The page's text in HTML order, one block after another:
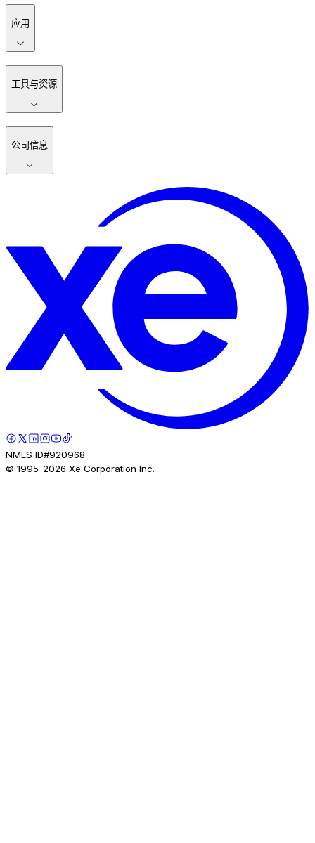
应用
工具与资源
公司信息
NMLS ID#920968.
© 1995-2026 Xe Corporation Inc.